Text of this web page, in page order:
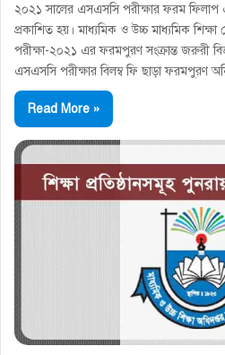
২০২১ সালের এসএসসি পরীক্ষার ফরম ফিলাপ
প্রকাশিত হয়। মাধ্যমিক ও উচ্চ মাধ্যমিক
পরীক্ষা-২০২১ এর ফরমপুরণ সংক্রান্ত জরুরী
এসএসসি পরীক্ষার বিলম্ব ফি ছাড়া ফরমপুরণ
Read More »